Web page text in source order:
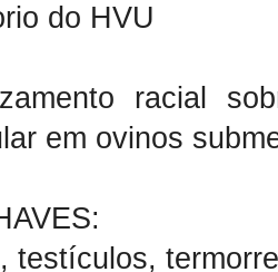
do HVU
racial
em ovinos
testículos,